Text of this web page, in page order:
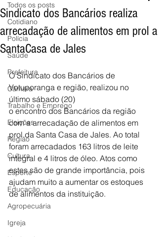
Todos os posts
Cotidiano
Polícia
Saúde
Prefeitura
Câmara
Trabalho e Emprego
Eleições
Região
Cultura
Esporte
Educação
Agropecuária
Igreja
Sindicato dos Bancários realiza
arrecadação de alimentos em prol a
SantaCasa de Jales
O Sindicato dos Bancários de
Votuporanga e região, realizou no
último sábado (20)
o encontro dos Bancários da região
com a arrecadação de alimentos em
prol da Santa Casa de Jales. Ao total
foram arrecadados 163 litros de leite
integral e 4 litros de óleo. Atos como
estes são de grande importância, pois
ajudam muito a aumentar os estoques
de alimentos da instituição.